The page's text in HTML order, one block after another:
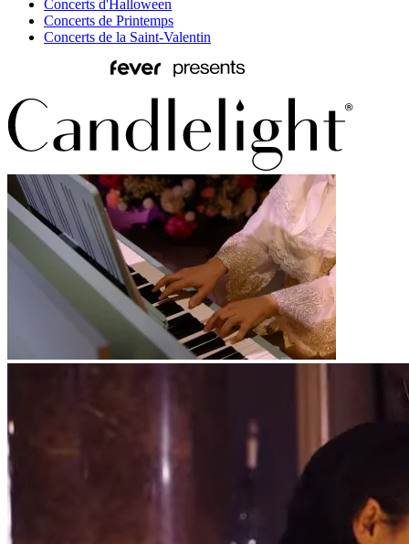
Concerts d'Halloween
Concerts de Printemps
Concerts de la Saint-Valentin